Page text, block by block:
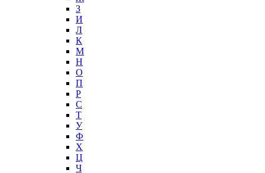
З
И
Л
К
М
Н
О
П
Р
С
Т
У
Ф
Х
Ц
Ч